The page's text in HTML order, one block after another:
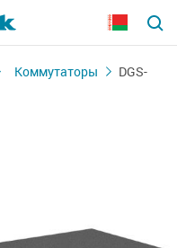
Коммутаторы
DGS-